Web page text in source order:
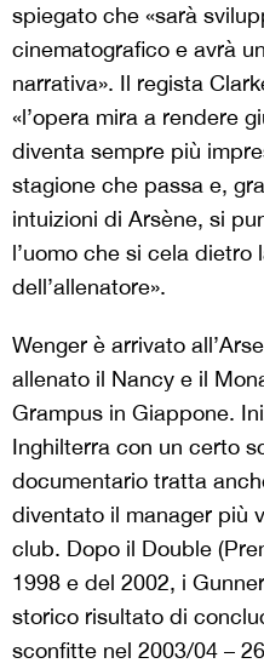
spiegato che «sarà
cinematografico e avrà
narrativa». Il regista
«l’opera mira a rendere
diventa sempre più
stagione che passa e,
intuizioni di Arsène, si
l’uomo che si cela dietro
dell’allenatore».
Wenger è arrivato
allenato il Nancy e il
Grampus in Giappone.
Inghilterra con un certo
documentario tratta
diventato il manager più
club. Dopo il Double
1998 e del 2002, i
storico risultato di
sconfitte nel 2003/04 –